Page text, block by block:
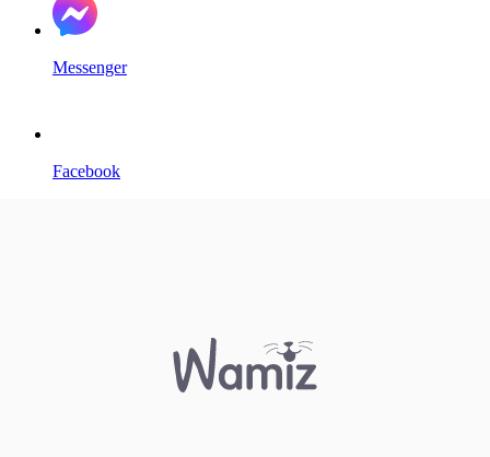
Messenger
Facebook